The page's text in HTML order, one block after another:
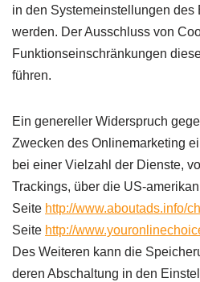
in den Systemeinstellungen des
werden. Der Ausschluss von
Funktionseinschränkungen
führen.
Ein genereller Widerspruch
Zwecken des Onlinemarketing
bei einer Vielzahl der Dienste,
Trackings, über die US-
Seite http://www.aboutads.info/
Seite http://
Des Weiteren kann die
deren Abschaltung in den